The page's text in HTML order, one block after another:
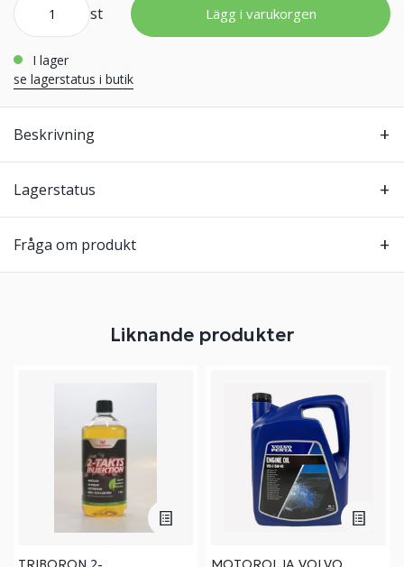
st Lägg i varukorgen
i lager
se lagerstatus i butik
Beskrivning
Lagerstatus
Fråga om produkt
Liknande produkter